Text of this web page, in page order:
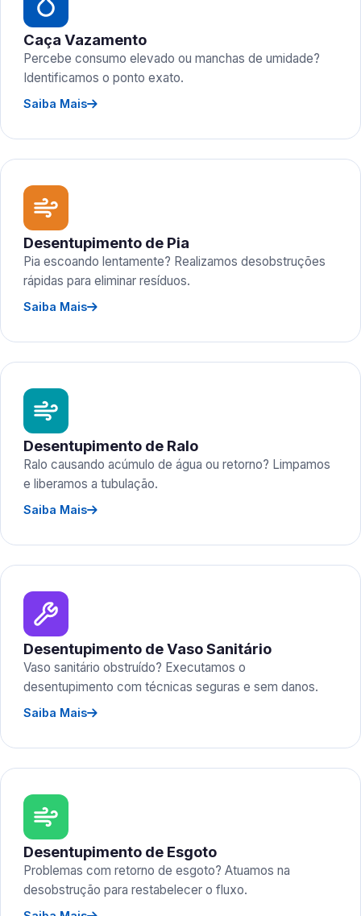
Caça Vazamento
Percebe consumo elevado ou manchas de umidade?
Identificamos o ponto exato.
Saiba Mais
Desentupimento de Pia
Pia escoando lentamente? Realizamos desobstruções
rápidas para eliminar resíduos.
Saiba Mais
Desentupimento de Ralo
Ralo causando acúmulo de água ou retorno? Limpamos
e liberamos a tubulação.
Saiba Mais
Desentupimento de Vaso Sanitário
Vaso sanitário obstruído? Executamos o
desentupimento com técnicas seguras e sem danos.
Saiba Mais
Desentupimento de Esgoto
Problemas com retorno de esgoto? Atuamos na
desobstrução para restabelecer o fluxo.